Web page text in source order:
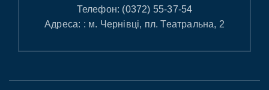
Телефон: (0372) 55-37-54
Адреса: : м. Чернівці, пл. Театральна, 2